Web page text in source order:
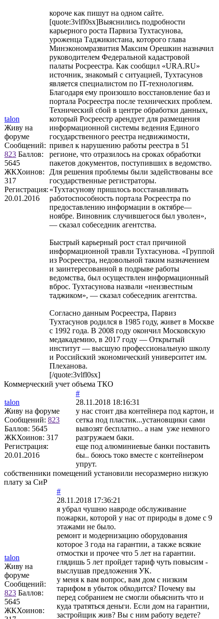
talon
Живу на
форуме
Сообщений:
823 Баллов:
5645
ЖКХоинов:
317
Регистрация:
20.01.2016
короче как пишут на одном сайте.
[quote:3vlfl0sx]Выяснились подробности
карьерного роста Парвиза Тухтасунова,
уроженца Таджикистана, которого глава
Минэкономразвития Максим Орешкин назначил
руководителем Федеральной кадастровой
палаты Росреестра. Как сообщил «URA.RU»
источник, знакомый с ситуацией, Тухтасунов
является специалистом по IT-технологиям.
Благодаря ему произошло восстановление баз и
портала Росреестра после технических проблем.
Технический сбой в центре обработки данных,
который Росреестр арендует для размещения
информационной системы ведения Единого
государственного реестра недвижимости,
привел к нарушению работы реестра в 51
регионе, что отразилось на сроках обработки
пакетов документов, поступивших в ведомство.
Для решения проблемы были задействованы все
государственные регистраторы.
«Тухтасунову пришлось восстанавливать
работоспособность портала Росреестра по
предоставлению информации в октябре—
ноябре. Виновник случившегося был уволен»,
— сказал собеседник агентства.
Быстрый карьерный рост стал причиной
информационной травли Тухтасунова. «Группой
из Росреестра, недовольной таким назначением
и заинтересованной в подрыве работы
ведомства, был осуществлен информационный
вброс. Тухтасунова назвали «неизвестным
таджиком», — сказал собеседник агентства.
Согласно данным Росреестра, Парвиз
Тухтасунов родился в 1985 году, живет в Москве
с 1992 года. В 2008 году окончил Московскую
медакадемию, в 2017 году — Открытый
институт — высшую профессиональную школу
и Российский экономический университет им.
Плеханова.
[/quote:3vlfl0sx]
Коммерческий учет объема ТКО
talon
Живу на форуме
Сообщений: 823
Баллов: 5645
ЖКХоинов: 317
Регистрация:
20.01.2016
#
28.11.2018 18:16:31
у нас стоит два контейнера под картон, и
сетка под пластик...установщики сами
вывозят бесплатно.. а нам уже немного
разгружаем баки.
еще под алюминиевые банки поставить
бы.. боюсь токо вместе с контейнером
упрут.
собственники помещений установили несоразмерно низкую
плату за СиР
talon
Живу на
форуме
Сообщений:
823 Баллов:
5645
ЖКХоинов:
#
28.11.2018 17:36:21
я убрал чушню навроде обслуживание
пожарки, которой у нас от природы в доме с 9
этажами не было.
ремонт и модернизацию оборудования
которое 3 года на гарантии, а также всякие
отмостки и прочее что 5 лет на гарантии.
глядишь 5 лет пройдет тариф чуть повысим -
выслушав предложения УК.
у меня к вам вопрос, вам дом с низким
тарифом в убыток обходится? Почему вы
перед собранием не смогли обьяснить что и
куда тратяться деньги. Если дом на гарантии,
застройщик жив? Вы с ним работу ведете?